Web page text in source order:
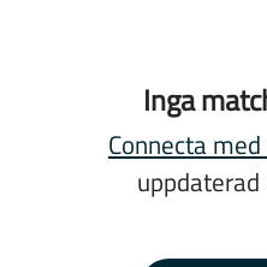
Inga
Connecta